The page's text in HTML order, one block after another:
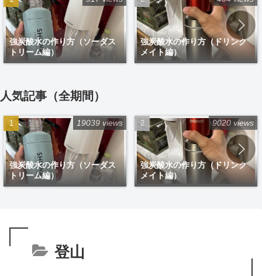
強炭酸水の作り方（ソーダス
トリーム編）
強炭酸水の作り方（ドリンク
メイト編）
人気記事（全期間）
強炭酸水の作り方（ソーダス
トリーム編）
19039 views
強炭酸水の作り方（ドリンク
メイト編）
9020 views
登山